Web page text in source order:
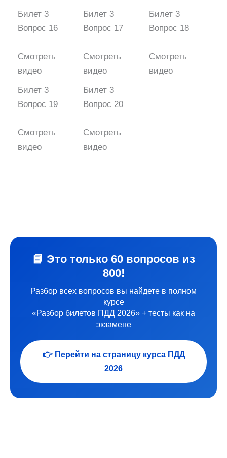
Билет 3
Вопрос 16
Смотреть
видео
Билет 3
Вопрос 17
Смотреть
видео
Билет 3
Вопрос 18
Смотреть
видео
Билет 3
Вопрос 19
Смотреть
видео
Билет 3
Вопрос 20
Смотреть
видео
📘 Это только 60 вопросов из
800!
Разбор всех вопросов вы найдете в полном
курсе
«Разбор билетов ПДД 2026» + тесты как на
экзамене
👉 Перейти на страницу курса ПДД
2026